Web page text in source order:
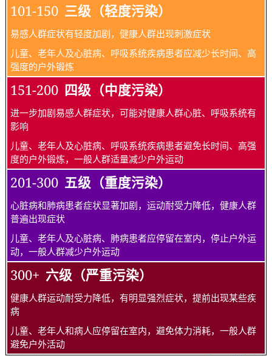
101-150 三级（轻度污染）
易感人群症状有轻度加剧，健康人群出现刺激症状
儿童、老年人及心脏病、呼吸系统疾病患者应减少长时间、高
强度的户外锻炼
151-200 四级（中度污染）
进一步加剧易感人群症状，可能对健康人群心脏、呼吸系统有
影响
儿童、老年人及心脏病、呼吸系统疾病患者避免长时间、高强
度的户外锻炼，一般人群适量减少户外运动
201-300 五级（重度污染）
心脏病和肺病患者症状显著加剧，运动耐受力降低，健康人群
普遍出现症状
儿童、老年人及心脏病、肺病患者应停留在室内，停止户外运
动，一般人群减少户外运动
300+ 六级（严重污染）
健康人群运动耐受力降低，有明显强烈症状，提前出现某些疾
病
儿童、老年人和病人应停留在室内，避免体力消耗，一般人群
避免户外活动